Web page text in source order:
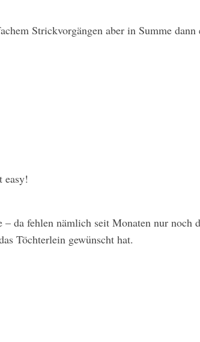
Strickvorgängen aber in Summe dann
easy!
da fehlen nämlich seit Monaten nur noch
Töchterlein gewünscht hat.